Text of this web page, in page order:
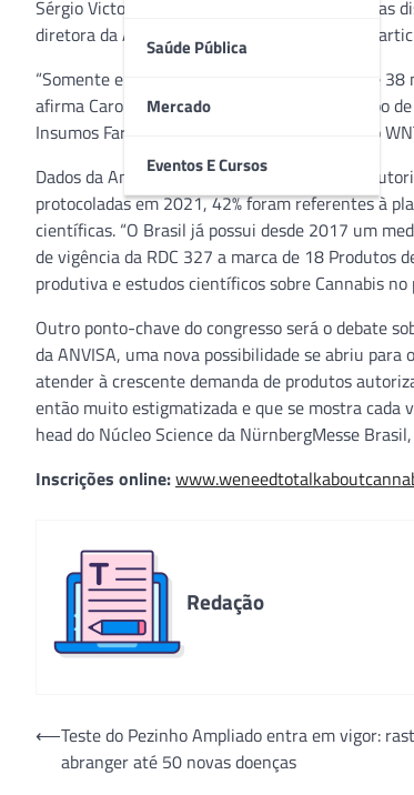
Saúde Pública
Mercado
Eventos E Cursos
Sérgio Victor (Partido Novo), ambos à frente das
diretora da ANVISA, Alessandra Bastos, que
“Somente em 2021, foram solicitadas mais de
afirma Carolina Sellani, coordenadora do Grupo
Insumos Farmacêuticos), entidade que apoia o
Dados da Anvisa apontam ainda que das 33
protocoladas em 2021, 42% foram referentes à
científicas. “O Brasil já possui desde 2017 um
de vigência da RDC 327 a marca de 18 Produtos
produtiva e estudos científicos sobre Cannabis
Outro ponto-chave do congresso será o debate
da ANVISA, uma nova possibilidade se abriu
atender à crescente demanda de produtos
então muito estigmatizada e que se mostra cada
head do Núcleo Science da NürnbergMesse
Inscrições online:
Redação
Navegação
⟵Teste do Pezinho Ampliado entra em vigor:
abranger até 50 novas doenças